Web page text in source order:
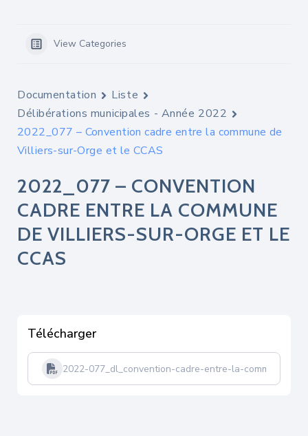
View Categories
Documentation
Liste
Délibérations municipales - Année 2022
2022_077 – Convention cadre entre la commune de
Villiers-sur-Orge et le CCAS
2022_077 – CONVENTION
CADRE ENTRE LA COMMUNE
DE VILLIERS-SUR-ORGE ET LE
CCAS
Télécharger
2022-077_dl_convention-cadre-entre-la-commune-